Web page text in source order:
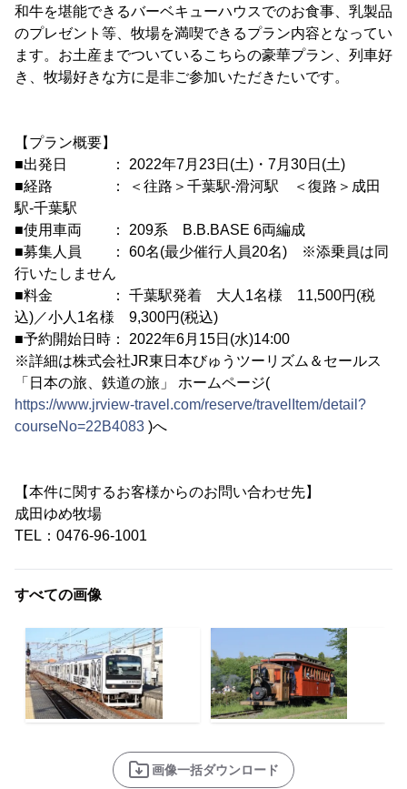
和牛を堪能できるバーベキューハウスでのお食事、乳製品
のプレゼント等、牧場を満喫できるプラン内容となってい
ます。お土産までついているこちらの豪華プラン、列車好
き、牧場好きな方に是非ご参加いただきたいです。
【プラン概要】
■出発日 ： 2022年7月23日(土)・7月30日(土)
■経路 ： ＜往路＞千葉駅-滑河駅 ＜復路＞成田
駅-千葉駅
■使用車両 ： 209系 B.B.BASE 6両編成
■募集人員 ： 60名(最少催行人員20名) ※添乗員は同
行いたしません
■料金 ： 千葉駅発着 大人1名様 11,500円(税
込)／小人1名様 9,300円(税込)
■予約開始日時： 2022年6月15日(水)14:00
※詳細は株式会社JR東日本びゅうツーリズム＆セールス
「日本の旅、鉄道の旅」 ホームページ(
https://www.jrview-travel.com/reserve/travelItem/detail?
courseNo=22B4083 )へ
【本件に関するお客様からのお問い合わせ先】
成田ゆめ牧場
TEL：0476-96-1001
すべての画像
画像一括ダウンロード